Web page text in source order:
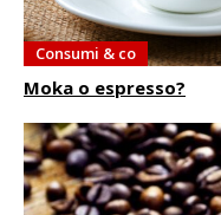
Consumi & co
Moka o espresso?